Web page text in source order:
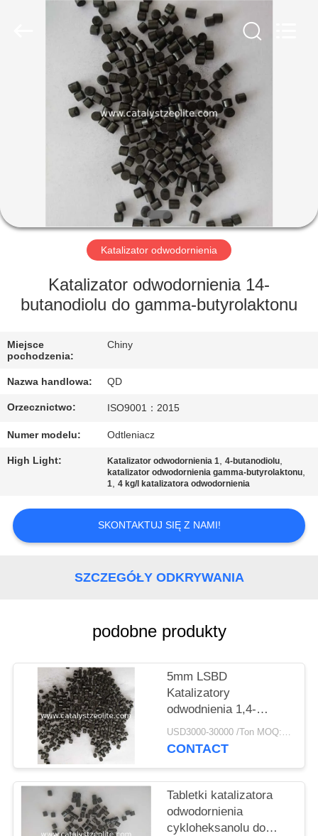
PRODUKTY
WYCIECZKA
FABRYCE
JAKOŚCI
SKONTAKTUJ
SIĘ
Z
NAMI
AKTUALNOŚCI
SPRAWY
POLICY
Katalizator odwodornienia
Katalizator odwodornienia 14-
butanodiolu do gamma-butyrolaktonu
Miejsce
pochodzenia:
Chiny
Nazwa handlowa: QD
Orzecznictwo: ISO9001：2015
Numer modelu: Odtleniacz
High Light: Katalizator odwodornienia 1,4-butanodiolu,
katalizator odwodornienia gamma-butyrolaktonu,
1,4 kg/l katalizatora odwodornienia
SKONTAKTUJ SIĘ Z NAMI!
SZCZEGÓŁY ODKRYWANIA
podobne produkty
5mm LSBD
Katalizatory
odwodnienia 1,4-
butanodiolu Toγ-
butyrolaktonu
USD3000-30000 /Ton MOQ:1 KG
CONTACT
Tabletki katalizatora
odwodornienia
cykloheksanolu do